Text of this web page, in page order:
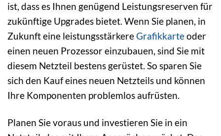
ist, dass es Ihnen genügend Leistungsreserven für
zukünftige Upgrades bietet. Wenn Sie planen, in
Zukunft eine leistungsstärkereGrafikkarteoder
einen neuen Prozessor einzubauen, sind Sie mit
diesem Netzteil bestens gerüstet. So sparen Sie
sich den Kauf eines neuen Netzteils und können
Ihre Komponenten problemlos aufrüsten.
Planen Sie voraus und investieren Sie in ein